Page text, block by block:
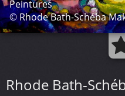
Peintures
© Rhode Bath-Schéba
Rhode Bath-